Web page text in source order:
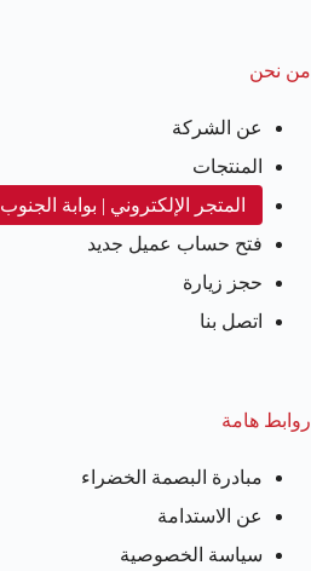
من نحن
عن الشركة
المنتجات
المتجر الإلكتروني | بوابة الجنوب
فتح حساب عميل جديد
حجز زيارة
اتصل بنا
روابط هامة
مبادرة البصمة الخضراء
عن الاستدامة
سياسة الخصوصية